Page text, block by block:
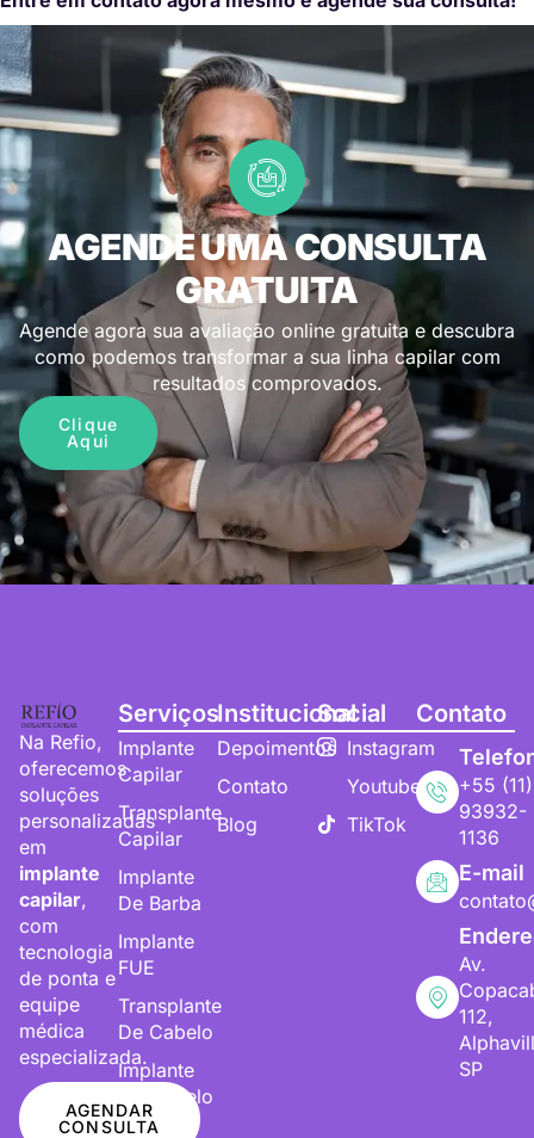
AGENDE UMA CONSULTA
GRATUITA
Agende agora sua avaliação online gratuita e descubra
como podemos transformar a sua linha capilar com
resultados comprovados.
Clique
Aqui
Na Refio,
oferecemos
soluções
personalizadas
em
implante
capilar,
com
tecnologia
de ponta e
equipe
médica
especializada.
AGENDAR
CONSULTA
Serviços
Implante
Capilar
Transplante
Capilar
Implante
De Barba
Implante
FUE
Transplante
De Cabelo
Implante
De Cabelo
Institucional
Depoimentos
Contato
Blog
Social
Instagram
Youtube
TikTok
Contato
+55 (11)
93932-
1136
E-mail
Av.
112,
SP